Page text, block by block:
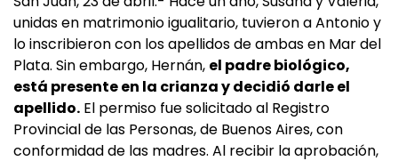
unidas en matrimonio igualitario, tuvieron a Antonio y
lo inscribieron con los apellidos de ambas en Mar del
Plata. Sin embargo, Hernán, el padre biológico,
está presente en la crianza y decidió darle el
apellido. El permiso fue solicitado al Registro
Provincial de las Personas, de Buenos Aires, con
conformidad de las madres. Al recibir la aprobación,